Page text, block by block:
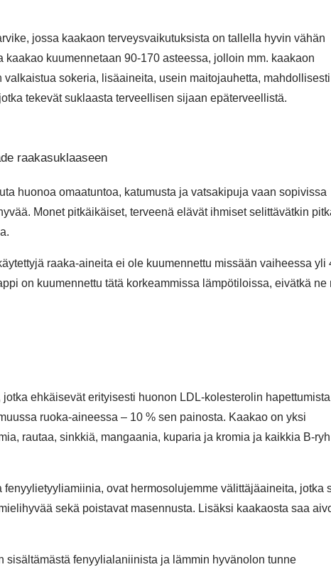
jossa kaakaon terveysvaikutuksista on tallella hyvin vähän
kuumennetaan 90-170 asteessa, jolloin mm. kaakaon
sokeria, lisäaineita, usein maitojauhetta, mahdollisesti
tekevät suklaasta terveellisen sijaan epäterveellistä.
raakasuklaaseen
huonoa omaatuntoa, katumusta ja vatsakipuja vaan sopivissa
Monet pitkäikäiset, terveenä elävät ihmiset selittävätkin
raaka-aineita ei ole kuumennettu missään vaiheessa yli
on kuumennettu tätä korkeammissa lämpötiloissa, eivätkä ne
ehkäisevät erityisesti huonon LDL-kolesterolin
ruoka-aineessa – 10 % sen painosta. Kaakao on yksi
rautaa, sinkkiä, mangaania, kuparia ja kromia ja kaikkia B-
ovat hermosolujemme välittäjäaineita, jotka
sekä poistavat masennusta. Lisäksi kaakaosta saa
sisältämästä fenyylialaniinista ja lämmin hyvänolon tunne